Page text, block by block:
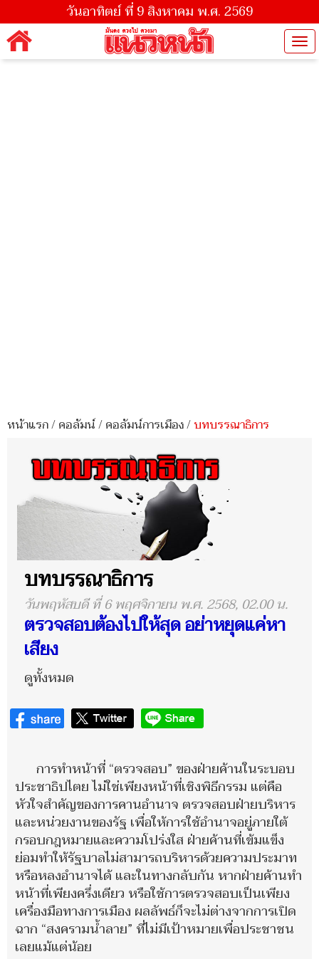
วันอาทิตย์ ที่ 9 สิงหาคม พ.ศ. 2569
หน้าแรก/คอลัมน์/คอลัมน์การเมือง/บทบรรณาธิการ
บทบรรณาธิการ
วันพฤหัสบดี ที่ 6 พฤศจิกายน พ.ศ. 2568, 02.00 น.
ตรวจสอบต้องไปให้สุด อย่าหยุดแค่หา
เสียง
ดูทั้งหมด
การทำหน้าที่ “ตรวจสอบ” ของฝ่ายค้านในระบอบ
ประชาธิปไตย ไม่ใช่เพียงหน้าที่เชิงพิธีกรรม แต่คือ
หัวใจสำคัญของการคานอำนาจ ตรวจสอบฝ่ายบริหาร
และหน่วยงานของรัฐ เพื่อให้การใช้อำนาจอยู่ภายใต้
กรอบกฎหมายและความโปร่งใส ฝ่ายค้านที่เข้มแข็ง
ย่อมทำให้รัฐบาลไม่สามารถบริหารด้วยความประมาท
หรือหลงอำนาจได้ และในทางกลับกัน หากฝ่ายค้านทำ
หน้าที่เพียงครึ่งเดียว หรือใช้การตรวจสอบเป็นเพียง
เครื่องมือทางการเมือง ผลลัพธ์ก็จะไม่ต่างจากการเปิด
ฉาก “สงครามน้ำลาย” ที่ไม่มีเป้าหมายเพื่อประชาชน
เลยแม้แต่น้อย